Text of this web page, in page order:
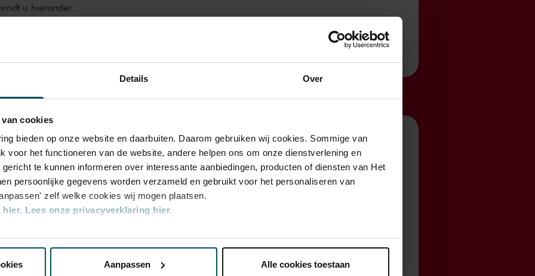
Details Over
cookies
bieden op onze website en daarbuiten. Daarom gebruiken wij cookies. Sommige van
voor het functioneren van de website, andere helpen ons om onze dienstverlening en
te kunnen informeren over interessante aanbiedingen, producten of diensten van Het
persoonlijke gegevens worden verzameld en gebruikt voor het personaliseren van
zelf welke cookies wij mogen plaatsen.
hier. Lees onze privacyverklaring hier.
website kunt u uw toestemming op elk moment wijzigen of intrekken.
Aanpassen Alle cookies toestaan
u hieronder.
pianisten maakt zijn opwachting in de
de Kleine Zaal is de perfecte plek voor pianisten om te debuteren in Het
Zaal te vinden. Wie dat zijn, en wanneer ze optreden, vindt u hieronder.